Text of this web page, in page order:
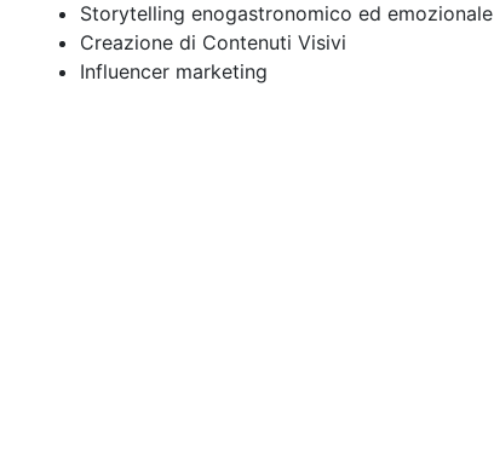
Storytelling enogastronomico ed emozionale
Creazione di Contenuti Visivi
Influencer marketing